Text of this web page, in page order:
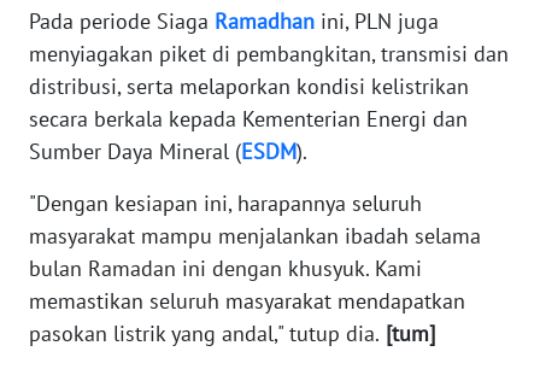
Pada periode Siaga Ramadhan ini, PLN juga
menyiagakan piket di pembangkitan, transmisi dan
distribusi, serta melaporkan kondisi kelistrikan
secara berkala kepada Kementerian Energi dan
Sumber Daya Mineral (ESDM).
"Dengan kesiapan ini, harapannya seluruh
masyarakat mampu menjalankan ibadah selama
bulan Ramadan ini dengan khusyuk. Kami
memastikan seluruh masyarakat mendapatkan
pasokan listrik yang andal," tutup dia. [tum]
WN
SUMSEL
WN
BENGKULU
WN
LAMPUNG
WN
JATENG